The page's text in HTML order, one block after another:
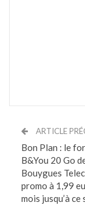
ARTICLE
Bon Plan : le
B&You 20 Go
Bouygues
promo à 1,99
mois jusqu’à ce